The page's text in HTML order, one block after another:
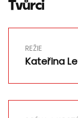
Tvůrci
REŽIE
Kateřina